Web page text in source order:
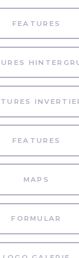
FEATURES
FEATURES
MAPS
FORMULAR